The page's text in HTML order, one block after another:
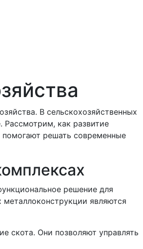
В сельскохозяйственных
как развитие
решать современные
решение для
являются
скота. Они позволяют управлять